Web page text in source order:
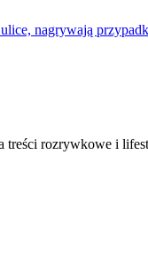
nagrywają
treści rozrywkowe i